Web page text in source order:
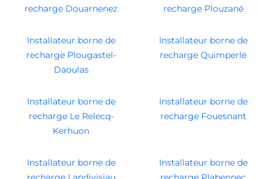
recharge Douarnenez
recharge Plouzané
Installateur borne de
recharge Plougastel-
Daoulas
Installateur borne de
recharge Quimperlé
Installateur borne de
recharge Le Relecq-
Kerhuon
Installateur borne de
recharge Fouesnant
Installateur borne de
Installateur borne de